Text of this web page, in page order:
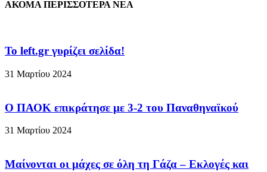
ΑΚΟΜΑ ΠΕΡΙΣΣΟΤΕΡΑ ΝΕΑ
To left.gr γυρίζει σελίδα!
31 Μαρτίου 2024
Ο ΠΑΟΚ επικράτησε με 3-2 του Παναθηναϊκού
31 Μαρτίου 2024
Μαίνονται οι μάχες σε όλη τη Γάζα – Eκλογές και